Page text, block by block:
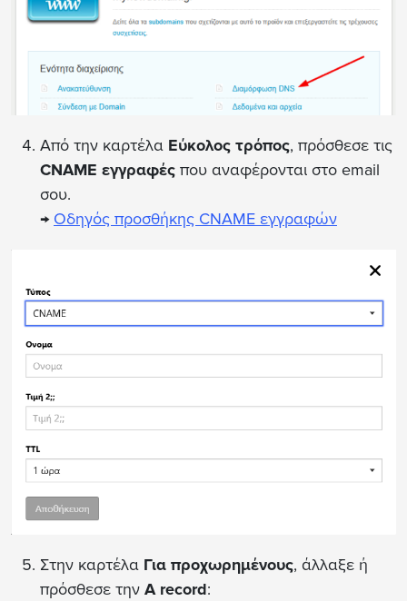
Από την καρτέλα Εύκολος τρόπος, πρόσθεσε τις
CNAME εγγραφές που αναφέρονται στο email
σου.
→ Οδηγός προσθήκης CNAME εγγραφών
Στην καρτέλα Για προχωρημένους, άλλαξε ή
πρόσθεσε την A record: